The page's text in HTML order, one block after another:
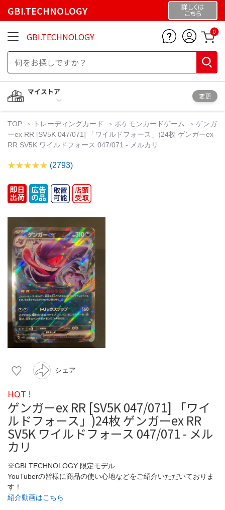
GBI.TECHNOLOGY 詳しくは
こちら
GBI.TECHNOLOGY 0
マイストア
変更
TOP トレーディングカード ポケモンカードゲーム
ゲンガ
ーex RR [SV5K 047/071] 「ワイルドフォース」)24枚 ゲンガーex
RR SV5K ワイルドフォース 047/071 - メルカリ
(2793)
シェア
HOT !
ゲンガーex RR [SV5K 047/071] 「ワイ
ルドフォース」)24枚 ゲンガーex RR
SV5K ワイルドフォース 047/071 - メル
カリ
※GBI.TECHNOLOGY 限定モデル
YouTuberの皆様に商品の使い心地などをご紹介いただいておりま
す！
紹介動画はこちら